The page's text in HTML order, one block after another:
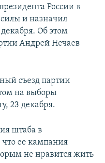
России в
силы и назначил
Об этом
Андрей Нечаев
съезд партии
на выборы
23 декабря.
штаба в
что ее кампания
не нравится жить